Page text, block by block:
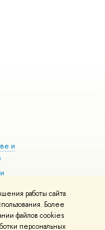
работы сайта
Более
файлов cookies
персональных
и